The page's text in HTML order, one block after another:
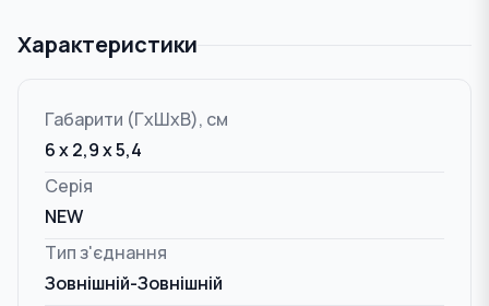
Характеристики
Габарити (ГxШxВ), см
6 x 2,9 x 5,4
Серія
NEW
Тип з'єднання
Зовнішній-Зовнішній